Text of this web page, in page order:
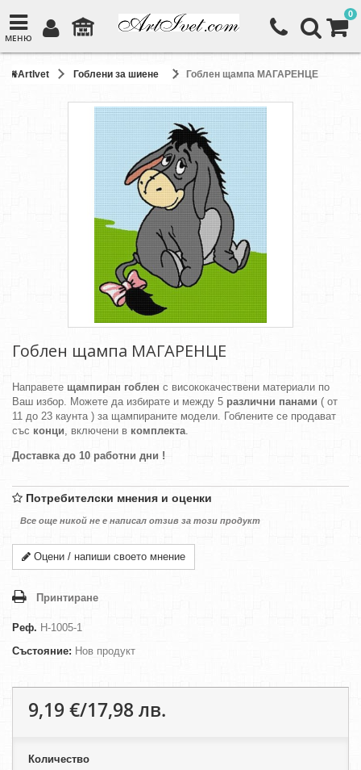
МЕНЮ
0
ArtIvet Гоблени за шиене Гоблен щампа МАГАРЕНЦЕ
Гоблен щампа МАГАРЕНЦЕ
Направете щампиран гоблен с висококачествени материали по
Ваш избор. Можете да избирате и между 5 различни панами ( от
11 до 23 каунта ) за щампираните модели. Гоблените се продават
със конци, включени в комплекта.
Доставка до 10 работни дни !
Потребителски мнения и оценки
Все още никой не е написал отзив за този продукт
Оцени / напиши своето мнение
Принтиране
Реф. H-1005-1
Състояние: Нов продукт
9,19 €/17,98 лв.
Количество